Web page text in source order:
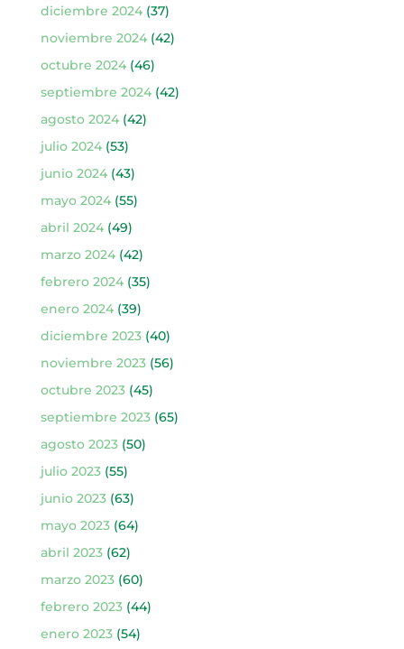
diciembre 2024(37)
noviembre 2024(42)
octubre 2024(46)
septiembre 2024(42)
agosto 2024(42)
julio 2024(53)
junio 2024(43)
mayo 2024(55)
abril 2024(49)
marzo 2024(42)
febrero 2024(35)
enero 2024(39)
diciembre 2023(40)
noviembre 2023(56)
octubre 2023(45)
septiembre 2023(65)
agosto 2023(50)
julio 2023(55)
junio 2023(63)
mayo 2023(64)
abril 2023(62)
marzo 2023(60)
febrero 2023(44)
enero 2023(54)